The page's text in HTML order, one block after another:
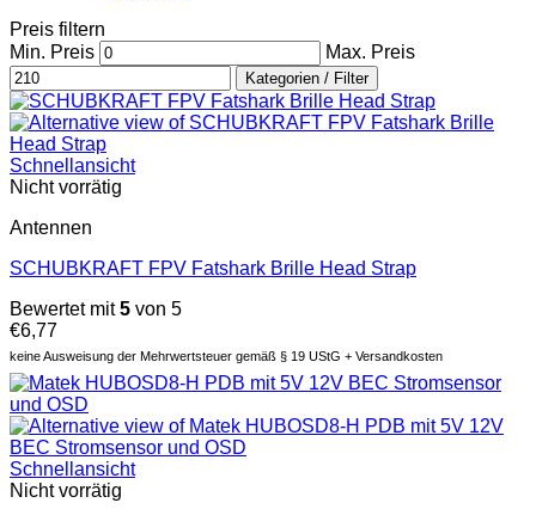
Preis filtern
Min. Preis
Max. Preis
Kategorien / Filter
Schnellansicht
Nicht vorrätig
Antennen
SCHUBKRAFT FPV Fatshark Brille Head Strap
Bewertet mit5 von 5
€6,77
keine Ausweisung der Mehrwertsteuer gemäß § 19 UStG + Versandkosten
Schnellansicht
Nicht vorrätig